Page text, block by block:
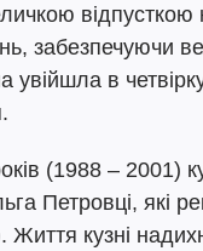
відпусткою
забезпечуючи
увійшла в
(1988 – 2001)
Петровці, які
Життя кузні